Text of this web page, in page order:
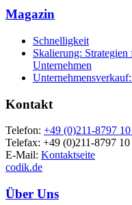
Magazin
Schnelligkeit
Skalierung:
Unternehmen
Kontakt
Telefon: +49 (0)211-8797
Telefax: +49 (0)211-8797 10
E-Mail: Kontaktseite
codik.de
Über Uns